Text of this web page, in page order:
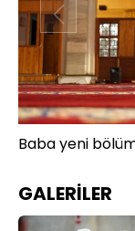
Baba yeni
GALERİLER